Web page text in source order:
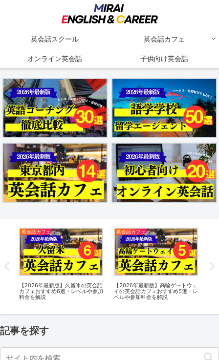
英会話スクール 英会話カフェ
オンライン英会話 子供向け英会話
英会話カフェ
【2026年最新版】久留米の英会話
カフェおすすめ6選・レベルや参加
料金を解説
英会話カフェ
【2026年最新版】高輪ゲートウェ
イの英会話カフェおすすめ5選・レ
ベルや参加料金を解説
記事を探す